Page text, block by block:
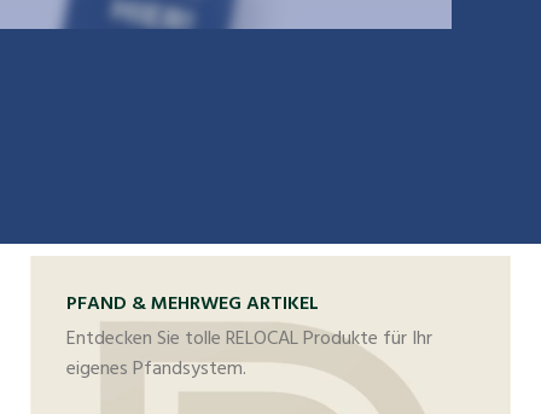
PFAND & MEHRWEG ARTIKEL
Entdecken Sie tolle RELOCAL Produkte für Ihr
eigenes Pfandsystem.